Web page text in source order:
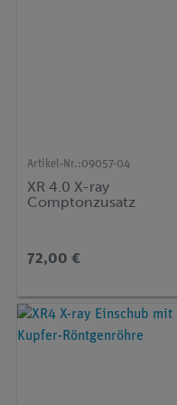
Artikel-Nr.:09057-04
XR 4.0 X-ray
Comptonzusatz
72,00 €